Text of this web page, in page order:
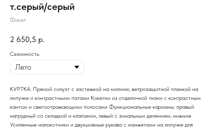
т.серый/серый
Факел
2 650,5 р.
Сезонность
КУРТКА: Прямой силуэт с застежкой на молнию, ветрозащитной планкой на
липучке и контрастными патами Кокетки из отделочной ткани с контрастным
кантом и светоотражающими полосами Функциональные карманы: правый
нагрудный со складкой и клапаном, левый с зональным делением, нижние
Усиленные налокотники и двухшовные рукава с манжетами на липучке для